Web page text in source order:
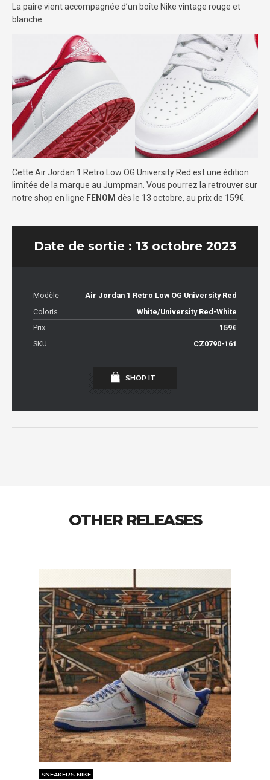
La paire vient accompagnée d’un boîte Nike vintage rouge et
blanche.
Cette Air Jordan 1 Retro Low OG University Red est une édition
limitée de la marque au Jumpman. Vous pourrez la retrouver sur
notre shop en ligne FENOM dès le 13 octobre, au prix de 159€.
Date de sortie : 13 octobre 2023
Modèle
Air Jordan 1 Retro Low OG University Red
Coloris
White/University Red-White
Prix
159€
SKU
CZ0790-161
SHOP IT
OTHER RELEASES
SNEAKERS NIKE